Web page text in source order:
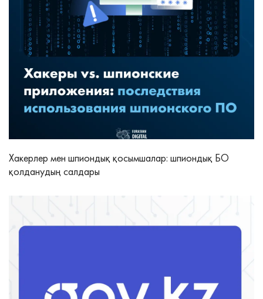
Хакерлер мен шпиондық қосымшалар: шпиондық БО
қолданудың салдары